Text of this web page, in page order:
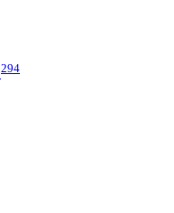
294